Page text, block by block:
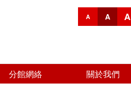
A A A
分館網絡 關於我們